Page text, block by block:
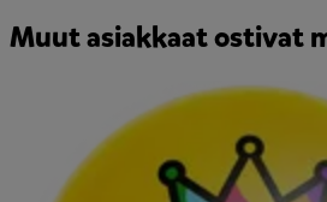
Muut asiakkaat ostivat